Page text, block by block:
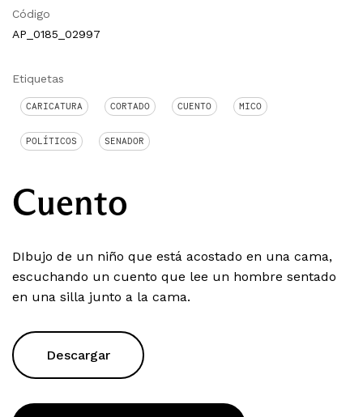
Código
AP_0185_02997
Etiquetas
CARICATURA CORTADO CUENTO MICO
POLÍTICOS SENADOR
Cuento
DIbujo de un niño que está acostado en una cama,
escuchando un cuento que lee un hombre sentado
en una silla junto a la cama.
Descargar